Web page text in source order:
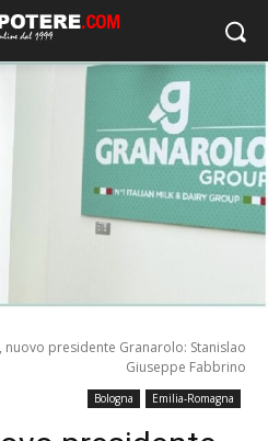
nuovo presidente Granarolo: Stanislao
Giuseppe Fabbrino
Bologna Emilia-Romagna